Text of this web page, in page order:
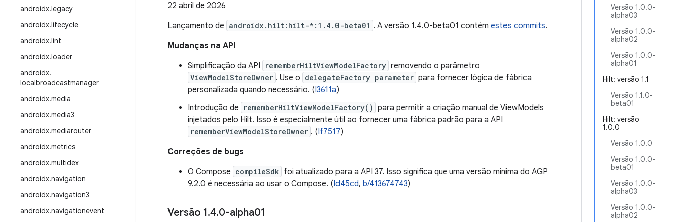
androidx.legacy
androidx.lifecycle
androidx.lint
androidx.loader
androidx.
localbroadcastmanager
androidx.media
androidx.media3
androidx.mediarouter
androidx.metrics
androidx.multidex
androidx.navigation
androidx.navigation3
androidx.navigationevent
Versão 1.0.0-
alpha03
Versão 1.0.0-
alpha02
Versão 1.0.0-
alpha01
Hilt: versão 1.1
Versão 1.1.0-
beta01
Hilt: versão
1.0.0
Versão 1.0.0
Versão 1.0.0-
beta01
Versão 1.0.0-
alpha03
Versão 1.0.0-
alpha02
22 abril de 2026
Lançamento de androidx.hilt:hilt-*:1.4.0-beta01 . A versão 1.4.0-beta01 contém estes commits.
Mudanças na API
Simplificação da API
rememberHiltViewModelFactory removendo o parâmetro
ViewModelStoreOwner . Use o delegateFactory parameter para fornecer lógica de fábrica
personalizada quando necessário. (I3611a)
Introdução de
rememberHiltViewModelFactory() para permitir a criação manual de ViewModels
injetados pelo Hilt. Isso é especialmente útil ao fornecer uma fábrica padrão para a API
rememberViewModelStoreOwner . (If7517)
Correções de bugs
O Compose compileSdk foi atualizado para a API 37. Isso significa que uma versão mínima do AGP
9.2.0 é necessária ao usar o Compose. (Id45cd, b/413674743)
Versão 1.4.0-alpha01